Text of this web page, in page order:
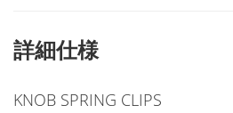
詳細仕様
KNOB SPRING CLIPS